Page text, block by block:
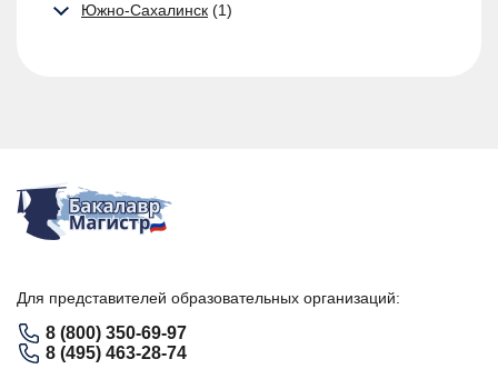
Южно-Сахалинск (1)
Для представителей образовательных организаций:
8 (800) 350-69-97
8 (495) 463-28-74